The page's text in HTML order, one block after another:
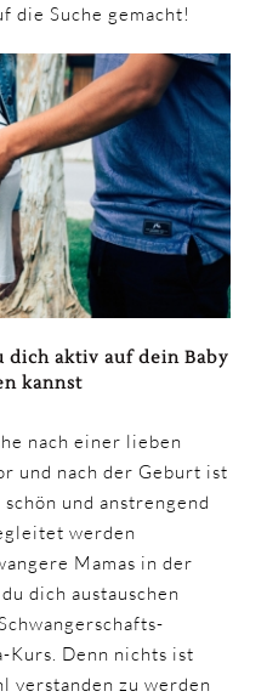
die Suche gemacht!
dich aktiv auf dein Baby
kannst
nach einer lieben
und nach der Geburt ist
und anstrengend
werden
Mamas in der
dich austauschen
Kurs. Denn nichts ist
verstanden zu werden